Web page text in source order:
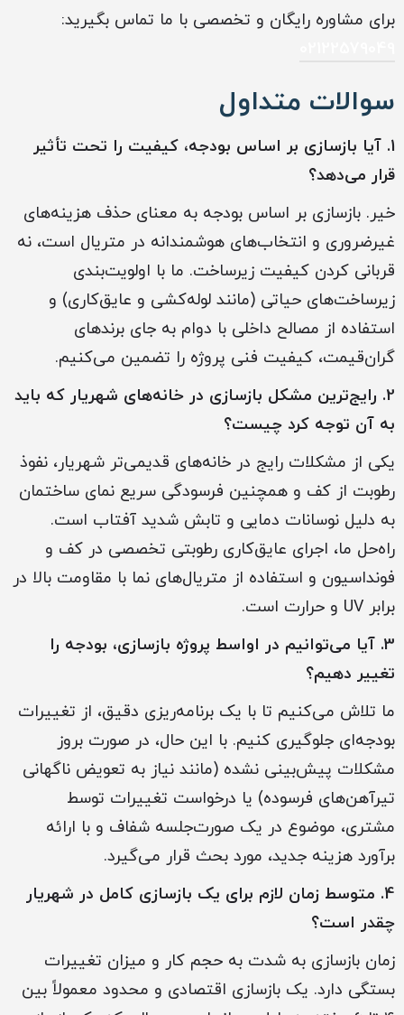
برای مشاوره رایگان و تخصصی با ما تماس بگیرید:
سوالات متداول
1. آیا بازسازی بر اساس بودجه، کیفیت را تحت تأثیر
قرار می‌دهد؟
خیر. بازسازی بر اساس بودجه به معنای حذف هزینه‌های
غیرضروری و انتخاب‌های هوشمندانه در متریال است، نه
قربانی کردن کیفیت زیرساخت. ما با اولویت‌بندی
زیرساخت‌های حیاتی (مانند لوله‌کشی و عایق‌کاری) و
استفاده از مصالح داخلی با دوام به جای برندهای
گران‌قیمت، کیفیت فنی پروژه را تضمین می‌کنیم.
2. رایج‌ترین مشکل بازسازی در خانه‌های شهریار که باید
به آن توجه کرد چیست؟
یکی از مشکلات رایج در خانه‌های قدیمی‌تر شهریار، نفوذ
رطوبت از کف و همچنین فرسودگی سریع نمای ساختمان
به دلیل نوسانات دمایی و تابش شدید آفتاب است.
راه‌حل ما، اجرای عایق‌کاری رطوبتی تخصصی در کف و
فونداسیون و استفاده از متریال‌های نما با مقاومت بالا در
برابر UV و حرارت است.
3. آیا می‌توانیم در اواسط پروژه بازسازی، بودجه را
تغییر دهیم؟
ما تلاش می‌کنیم تا با یک برنامه‌ریزی دقیق، از تغییرات
بودجه‌ای جلوگیری کنیم. با این حال، در صورت بروز
مشکلات پیش‌بینی نشده (مانند نیاز به تعویض ناگهانی
تیرآهن‌های فرسوده) یا درخواست تغییرات توسط
مشتری، موضوع در یک صورت‌جلسه شفاف و با ارائه
برآورد هزینه جدید، مورد بحث قرار می‌گیرد.
4. متوسط زمان لازم برای یک بازسازی کامل در شهریار
چقدر است؟
زمان بازسازی به شدت به حجم کار و میزان تغییرات
بستگی دارد. یک بازسازی اقتصادی و محدود معمولاً بین